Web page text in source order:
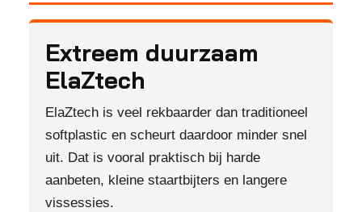
Extreem duurzaam
ElaZtech
ElaZtech is veel rekbaarder dan traditioneel
softplastic en scheurt daardoor minder snel
uit. Dat is vooral praktisch bij harde
aanbeten, kleine staartbijters en langere
vissessies.